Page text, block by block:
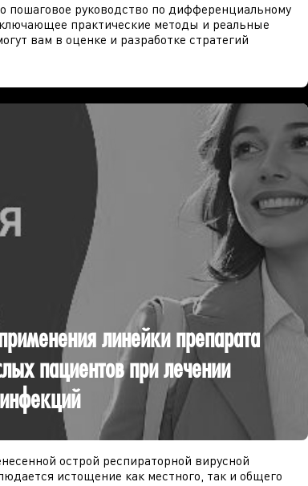
пошаговое руководство по дифференциальному
практические методы и реальные
вам в оценке и разработке стратегий
линейки препарата
пациентов при лечении
острой респираторной вирусной
истощение как местного, так и общего